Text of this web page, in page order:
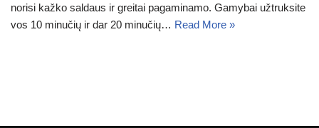
norisi kažko saldaus ir greitai pagaminamo. Gamybai užtruksite
vos 10 minučių ir dar 20 minučių… Read More »